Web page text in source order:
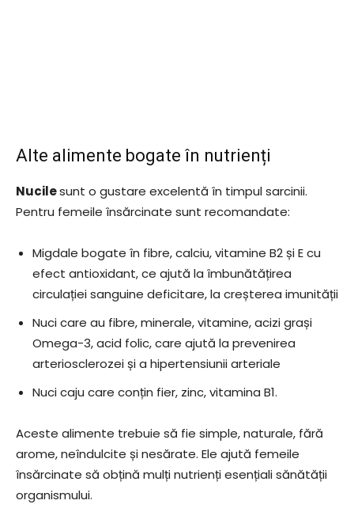
Alte alimente bogate în nutrienți
Nucilesunt o gustare excelentă în timpul sarcinii.
Pentru femeile însărcinate sunt recomandate:
Migdale bogate în fibre, calciu, vitamine B2 și E cu
efect antioxidant, ce ajută la îmbunătățirea
circulației sanguine deficitare, la creșterea imunității
Nuci care au fibre, minerale, vitamine, acizi grași
Omega-3, acid folic, care ajută la prevenirea
arteriosclerozei și a hipertensiunii arteriale
Nuci caju care conțin fier, zinc, vitamina B1.
Aceste alimente trebuie să fie simple, naturale, fără
arome, neîndulcite și nesărate. Ele ajută femeile
însărcinate să obțină mulți nutrienți esențiali sănătății
organismului.